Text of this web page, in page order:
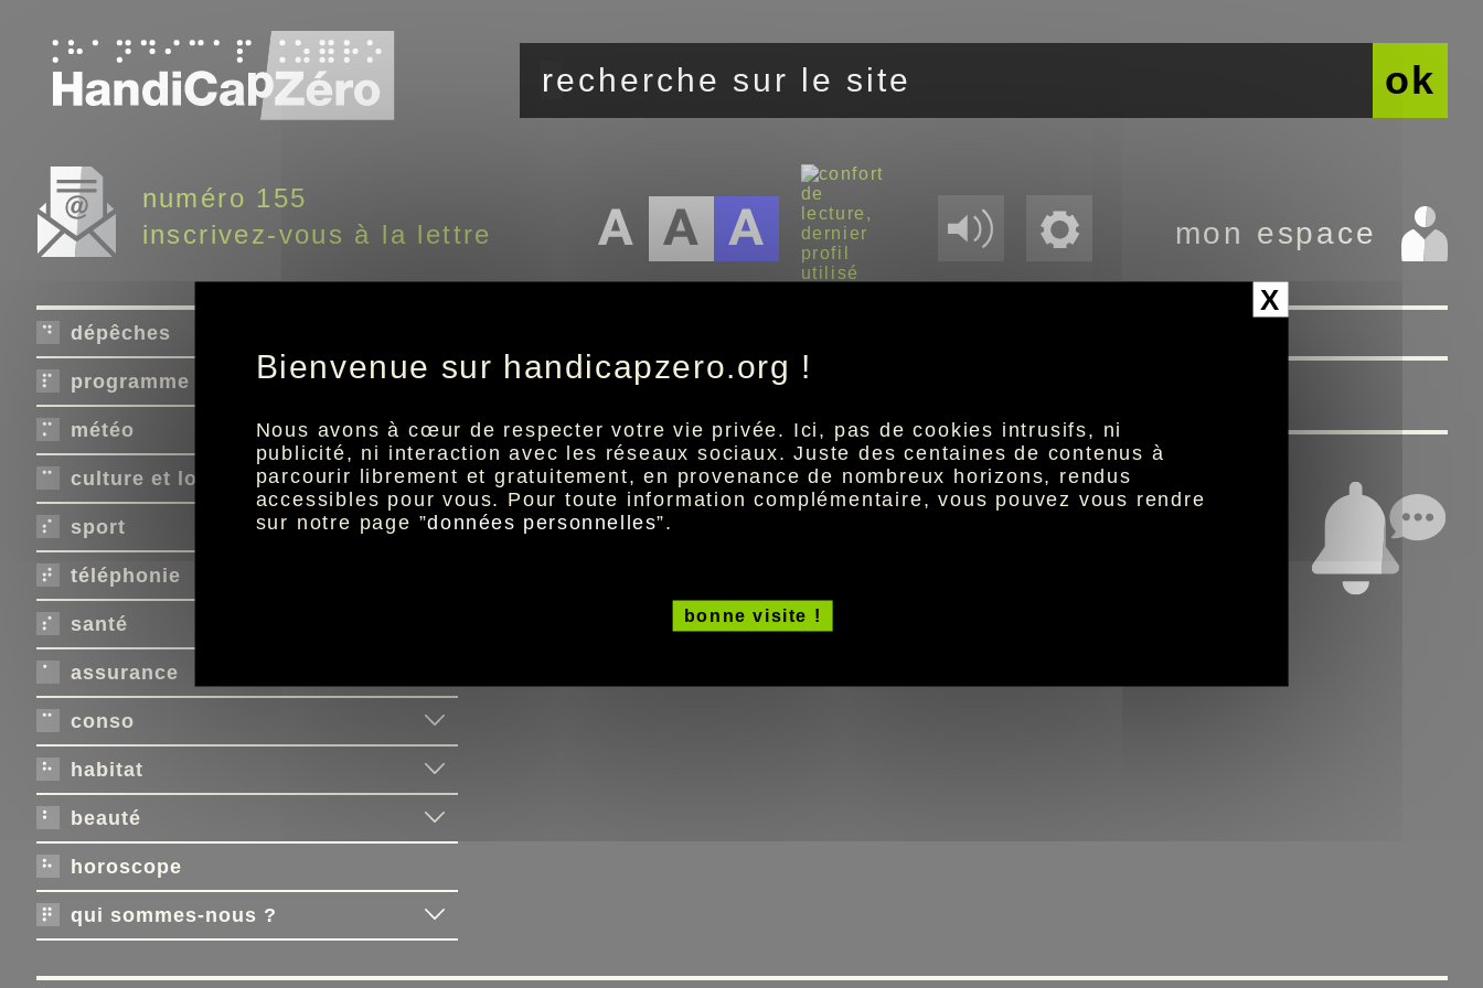
ok
numéro 155
inscrivez-vous à la lettre
mon espace
dépêches
programme télé
météo
culture et loisirs
sport
téléphonie
santé
assurance
conso
habitat
beauté
horoscope
qui sommes-nous ?
notifications
handicapzero.org vous propose de recevoir par mail l'actualité des services que
vous souhaitez suivre !
• connectez-vous àvotre espace personnel
créer votre espace personnel
X
Bienvenue sur handicapzero.org !
Nous avons à cœur de respecter votre vie privée. Ici, pas de cookies intrusifs, ni
publicité, ni interaction avec les réseaux sociaux. Juste des centaines de contenus à
parcourir librement et gratuitement, en provenance de nombreux horizons, rendus
accessibles pour vous. Pour toute information complémentaire, vous pouvez vous rendre
sur notre page ”données personnelles”.
bonne visite !